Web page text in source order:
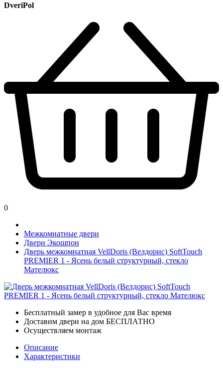
DveriPol
0
Межкомнатные двери
Двери Экошпон
Дверь межкомнатная VellDoris (Велдорис) SoftTouch
PREMIER 1 - Ясень белый структурный, стекло
Мателюкс
Бесплатный замер в удобное для Вас время
Доставим двери на дом БЕСПЛАТНО
Осуществляем монтаж
Описание
Характеристики